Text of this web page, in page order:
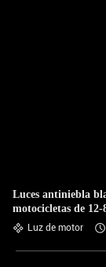
Luces antiniebla
motocicletas de 12-
Luz de motor